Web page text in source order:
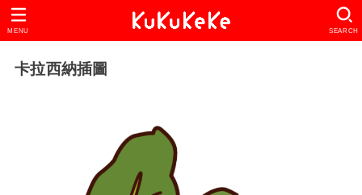
SEARCH
MENU
卡拉西納插圖